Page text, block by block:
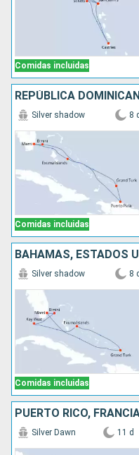
Comidas incluidas
Comidas incluidas
Silver shadow 8 d
BAHAMAS, ESTADOS
Comidas incluidas
Silver shadow 8 d
Silver Dawn 11 d